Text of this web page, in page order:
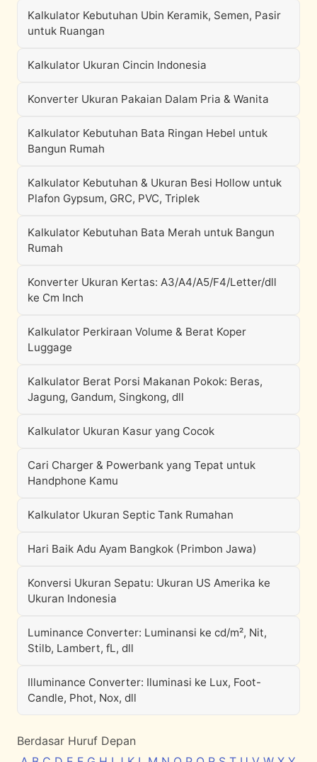
Kalkulator Kebutuhan Ubin Keramik, Semen, Pasir
untuk Ruangan
Kalkulator Ukuran Cincin Indonesia
Konverter Ukuran Pakaian Dalam Pria & Wanita
Kalkulator Kebutuhan Bata Ringan Hebel untuk
Bangun Rumah
Kalkulator Kebutuhan & Ukuran Besi Hollow untuk
Plafon Gypsum, GRC, PVC, Triplek
Kalkulator Kebutuhan Bata Merah untuk Bangun
Rumah
Konverter Ukuran Kertas: A3/A4/A5/F4/Letter/dll
ke Cm Inch
Kalkulator Perkiraan Volume & Berat Koper
Luggage
Kalkulator Berat Porsi Makanan Pokok: Beras,
Jagung, Gandum, Singkong, dll
Kalkulator Ukuran Kasur yang Cocok
Cari Charger & Powerbank yang Tepat untuk
Handphone Kamu
Kalkulator Ukuran Septic Tank Rumahan
Hari Baik Adu Ayam Bangkok (Primbon Jawa)
Konversi Ukuran Sepatu: Ukuran US Amerika ke
Ukuran Indonesia
Luminance Converter: Luminansi ke cd/m², Nit,
Stilb, Lambert, fL, dll
Illuminance Converter: Iluminasi ke Lux, Foot-
Candle, Phot, Nox, dll
Berdasar Huruf Depan